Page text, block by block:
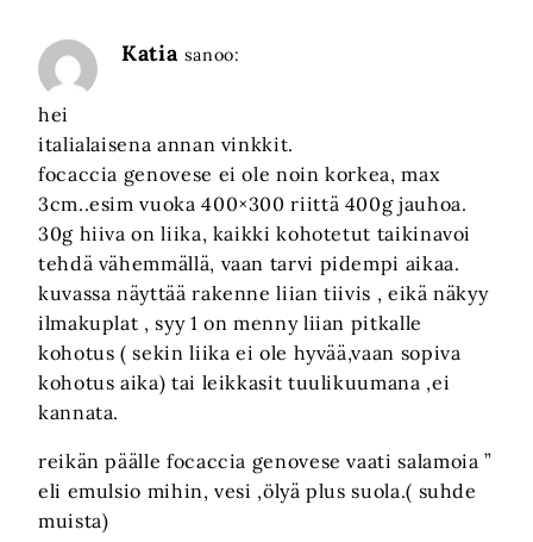
Katia sanoo:
hei
italialaisena annan vinkkit.
focaccia genovese ei ole noin korkea, max
3cm..esim vuoka 400×300 riittä 400g jauhoa.
30g hiiva on liika, kaikki kohotetut taikinavoi
tehdä vähemmällä, vaan tarvi pidempi aikaa.
kuvassa näyttää rakenne liian tiivis , eikä näkyy
ilmakuplat , syy 1 on menny liian pitkalle
kohotus ( sekin liika ei ole hyvää,vaan sopiva
kohotus aika) tai leikkasit tuulikuumana ,ei
kannata.
reikän päälle focaccia genovese vaati salamoia ”
eli emulsio mihin, vesi ,ölyä plus suola.( suhde
muista)